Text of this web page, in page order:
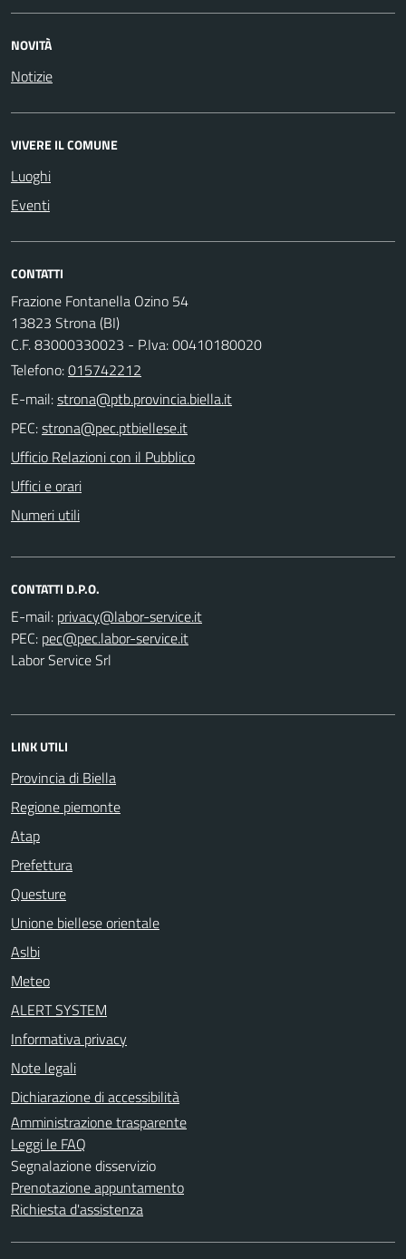
NOVITÀ
Notizie
VIVERE IL COMUNE
Luoghi
Eventi
CONTATTI
Frazione Fontanella Ozino 54
13823 Strona (BI)
C.F. 83000330023 - P.Iva: 00410180020
Telefono:015742212
E-mail:
PEC:
Ufficio Relazioni con il Pubblico
Uffici e orari
Numeri utili
CONTATTI D.P.O.
E-mail:
PEC:
Labor Service Srl
LINK UTILI
Provincia di Biella
Regione piemonte
Atap
Prefettura
Questure
Unione biellese orientale
Aslbi
Meteo
ALERT SYSTEM
Informativa privacy
Note legali
Dichiarazione di accessibilità
Amministrazione trasparente
Leggi le FAQ
Segnalazione disservizio
Prenotazione appuntamento
Richiesta d'assistenza